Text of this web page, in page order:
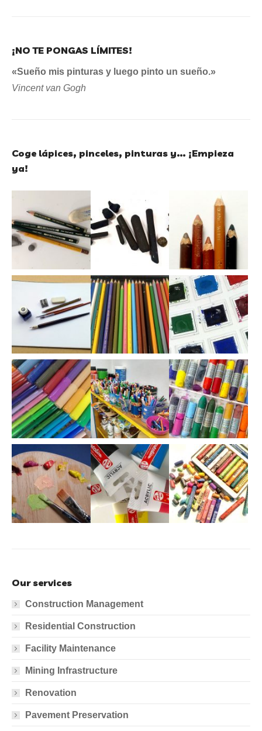
¡NO TE PONGAS LÍMITES!
«Sueño mis pinturas y luego pinto un sueño.»
Vincent van Gogh
Coge lápices, pinceles, pinturas y… ¡Empieza
ya!
Our services
Construction Management
Residential Construction
Facility Maintenance
Mining Infrastructure
Renovation
Pavement Preservation